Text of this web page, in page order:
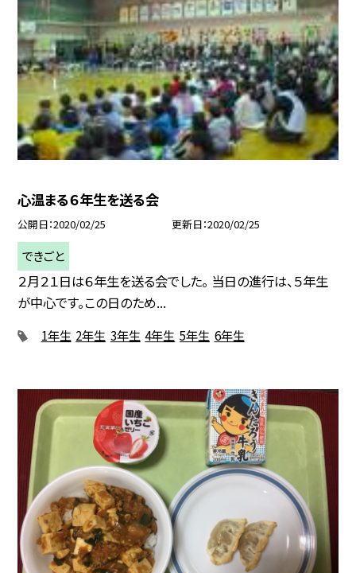
心温まる６年生を送る会
公開日 2020/02/25 更新日 2020/02/25
できごと
２月２１日は６年生を送る会でした。 当日の進行は、５年生
が中心です。この日のため...
1年生 2年生 3年生 4年生 5年生 6年生